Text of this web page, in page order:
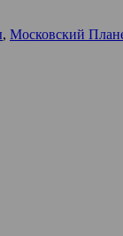
, Московский